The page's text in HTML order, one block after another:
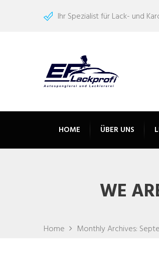
Ihr Spezialist für Lack- und
HOME ÜBER UNS
WE
Home Monthly Archives: